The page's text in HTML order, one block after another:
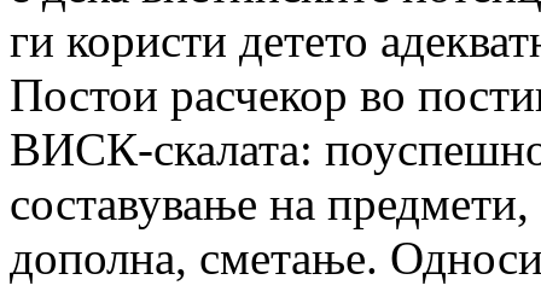
ги користи детето
Постои расчекор во
ВИСК-скалата:
составување на
дополна, сметање.